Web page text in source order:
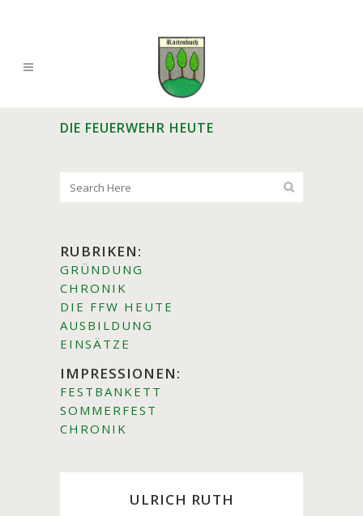
DIE FEUERWEHR HEUTE
RUBRIKEN:
GRÜNDUNG
CHRONIK
DIE FFW HEUTE
AUSBILDUNG
EINSÄTZE
IMPRESSIONEN:
FESTBANKETT
SOMMERFEST
CHRONIK
ULRICH RUTH